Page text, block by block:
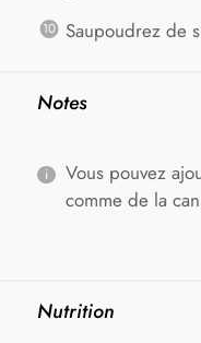
Saupoudrez de
Notes
Vous pouvez
comme de la
Nutrition